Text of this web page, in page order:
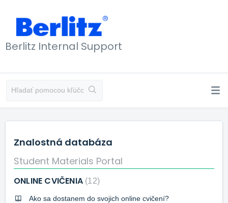
Berlitz Internal Support
Znalostná databáza
Student Materials Portal
ONLINE CVIČENIA 12
Ako sa dostanem do svojich online cvičení?